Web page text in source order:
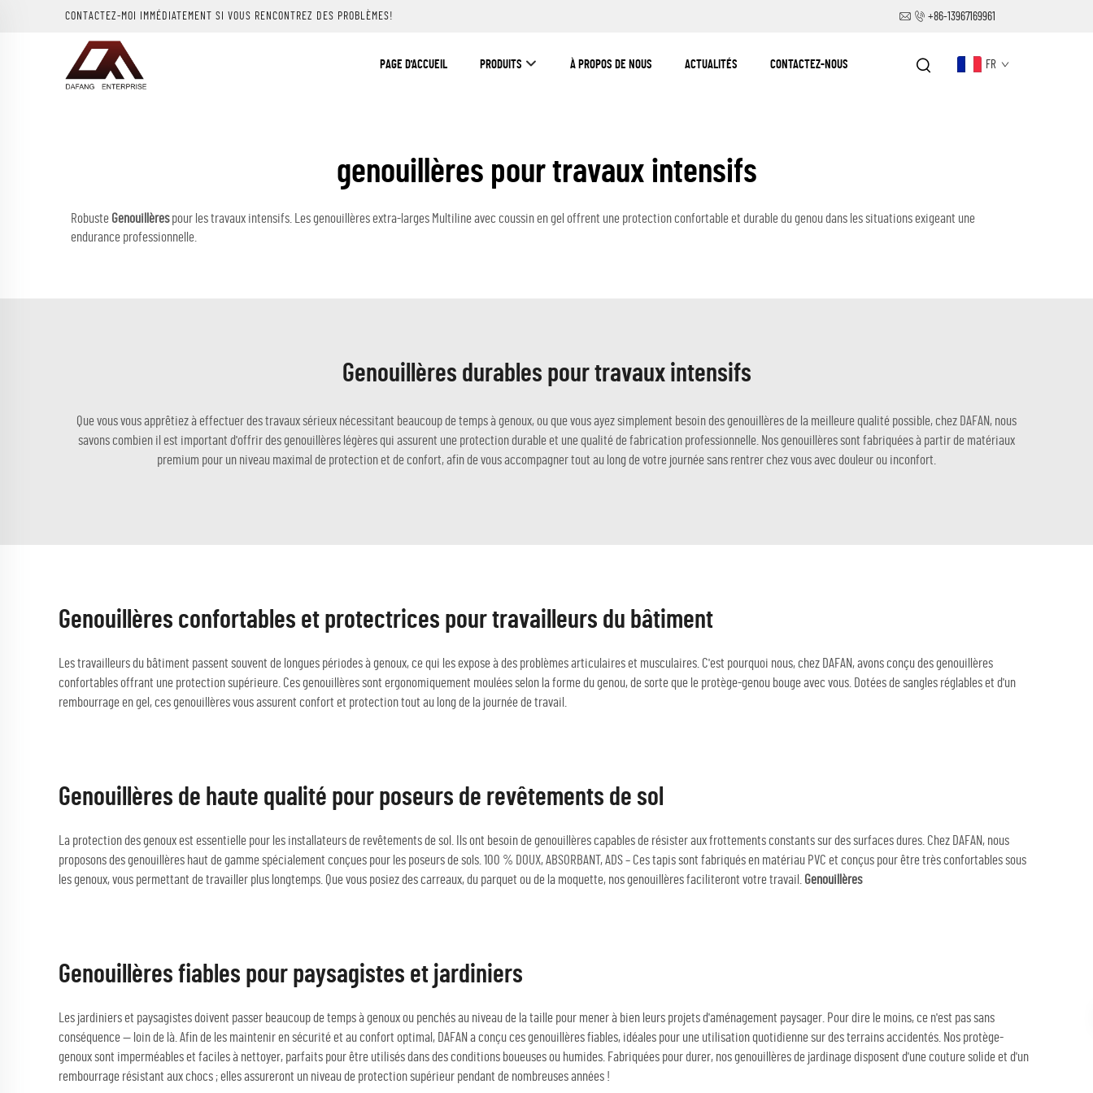
CONTACTEZ-MOI IMMÉDIATEMENT SI VOUS RENCONTREZ DES PROBLÈMES! +86-13967169961
PAGE D'ACCUEIL PRODUITS À PROPOS DE NOUS ACTUALITÉS CONTACTEZ-NOUS FR
genouillères pour travaux intensifs
Robuste Genouillèrespour les travaux intensifs. Les genouillères extra-larges Multiline avec coussin en gel offrent une protection confortable et durable du genou dans les situations exigeant une
endurance professionnelle.
Genouillères durables pour travaux intensifs
Que vous vous apprêtiez à effectuer des travaux sérieux nécessitant beaucoup de temps à genoux, ou que vous ayez simplement besoin des genouillères de la meilleure qualité possible, chez DAFAN, nous
savons combien il est important d'offrir des genouillères légères qui assurent une protection durable et une qualité de fabrication professionnelle. Nos genouillères sont fabriquées à partir de matériaux
premium pour un niveau maximal de protection et de confort, afin de vous accompagner tout au long de votre journée sans rentrer chez vous avec douleur ou inconfort.
Genouillères confortables et protectrices pour travailleurs du bâtiment
Les travailleurs du bâtiment passent souvent de longues périodes à genoux, ce qui les expose à des problèmes articulaires et musculaires. C'est pourquoi nous, chez DAFAN, avons conçu des genouillères
confortables offrant une protection supérieure. Ces genouillères sont ergonomiquement moulées selon la forme du genou, de sorte que le protège-genou bouge avec vous. Dotées de sangles réglables et d'un
rembourrage en gel, ces genouillères vous assurent confort et protection tout au long de la journée de travail.
Genouillères de haute qualité pour poseurs de revêtements de sol
La protection des genoux est essentielle pour les installateurs de revêtements de sol. Ils ont besoin de genouillères capables de résister aux frottements constants sur des surfaces dures. Chez DAFAN, nous
proposons des genouillères haut de gamme spécialement conçues pour les poseurs de sols. 100 % DOUX, ABSORBANT, ADS – Ces tapis sont fabriqués en matériau PVC et conçus pour être très confortables sous
les genoux, vous permettant de travailler plus longtemps. Que vous posiez des carreaux, du parquet ou de la moquette, nos genouillères faciliteront votre travail. Genouillères
Genouillères fiables pour paysagistes et jardiniers
Les jardiniers et paysagistes doivent passer beaucoup de temps à genoux ou penchés au niveau de la taille pour mener à bien leurs projets d'aménagement paysager. Pour dire le moins, ce n'est pas sans
conséquence — loin de là. Afin de les maintenir en sécurité et au confort optimal, DAFAN a conçu ces genouillères fiables, idéales pour une utilisation quotidienne sur des terrains accidentés. Nos protège-
genoux sont imperméables et faciles à nettoyer, parfaits pour être utilisés dans des conditions boueuses ou humides. Fabriquées pour durer, nos genouillères de jardinage disposent d'une couture solide et d'un
rembourrage résistant aux chocs ; elles assureront un niveau de protection supérieur pendant de nombreuses années !